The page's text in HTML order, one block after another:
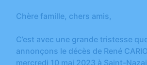
Chère famille, chers amis,
C’est avec une grande tristesse
annonçons le décès de René
mercredi 10 mai 2023 à Saint-